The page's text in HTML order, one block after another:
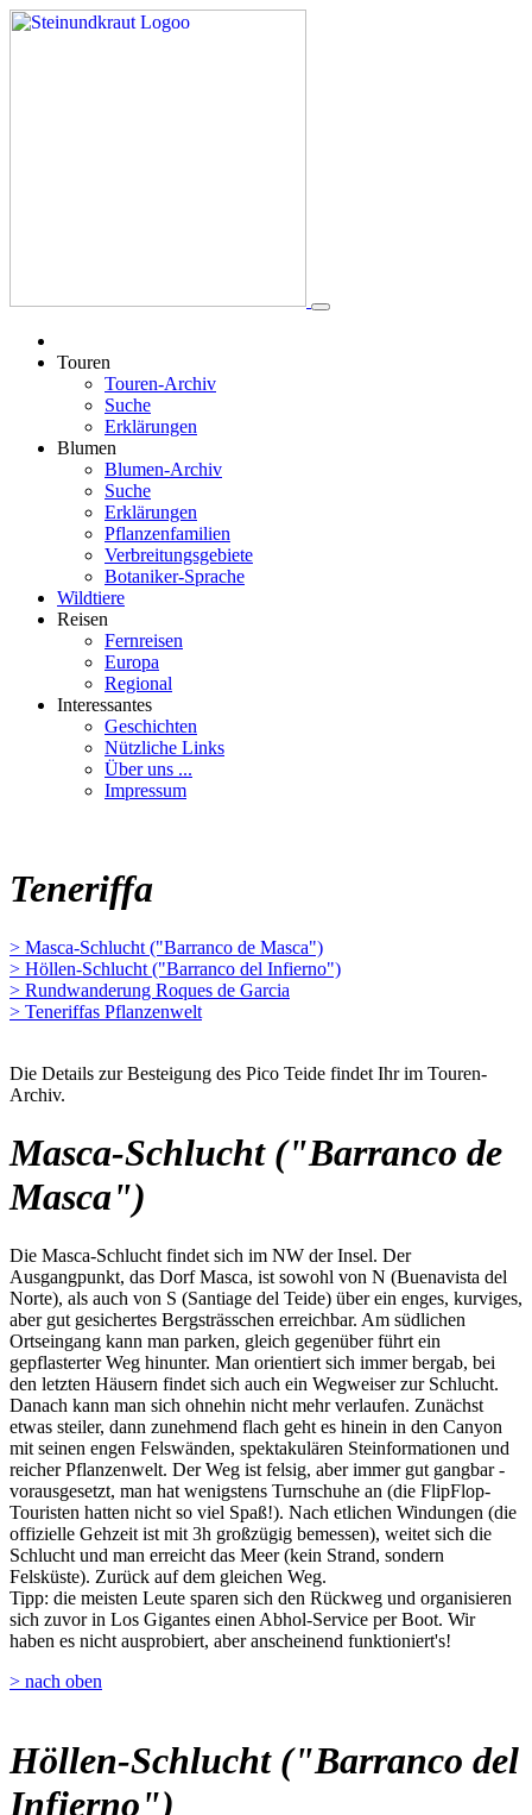
Touren
Touren-Archiv
Suche
Erklärungen
Blumen
Blumen-Archiv
Suche
Erklärungen
Pflanzenfamilien
Verbreitungsgebiete
Botaniker-Sprache
Wildtiere
Reisen
Fernreisen
Europa
Regional
Interessantes
Geschichten
Nützliche Links
Über uns ...
Impressum
Teneriffa
> Masca-Schlucht ("Barranco de Masca")
> Höllen-Schlucht ("Barranco del Infierno")
> Rundwanderung Roques de Garcia
> Teneriffas Pflanzenwelt
Die Details zur Besteigung des Pico Teide findet Ihr im Touren-
Archiv.
Masca-Schlucht ("Barranco de
Masca")
Die Masca-Schlucht findet sich im NW der Insel. Der
Ausgangpunkt, das Dorf Masca, ist sowohl von N (Buenavista del
Norte), als auch von S (Santiage del Teide) über ein enges, kurviges,
aber gut gesichertes Bergsträsschen erreichbar. Am südlichen
Ortseingang kann man parken, gleich gegenüber führt ein
gepflasterter Weg hinunter. Man orientiert sich immer bergab, bei
den letzten Häusern findet sich auch ein Wegweiser zur Schlucht.
Danach kann man sich ohnehin nicht mehr verlaufen. Zunächst
etwas steiler, dann zunehmend flach geht es hinein in den Canyon
mit seinen engen Felswänden, spektakulären Steinformationen und
reicher Pflanzenwelt. Der Weg ist felsig, aber immer gut gangbar -
vorausgesetzt, man hat wenigstens Turnschuhe an (die FlipFlop-
Touristen hatten nicht so viel Spaß!). Nach etlichen Windungen (die
offizielle Gehzeit ist mit 3h großzügig bemessen), weitet sich die
Schlucht und man erreicht das Meer (kein Strand, sondern
Felsküste). Zurück auf dem gleichen Weg.
Tipp: die meisten Leute sparen sich den Rückweg und organisieren
sich zuvor in Los Gigantes einen Abhol-Service per Boot. Wir
haben es nicht ausprobiert, aber anscheinend funktioniert's!
> nach oben
Höllen-Schlucht ("Barranco del
Infierno")